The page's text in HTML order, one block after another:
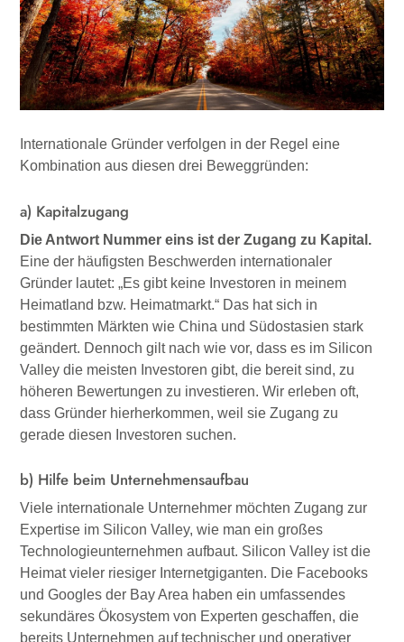
Internationale Gründer verfolgen in der Regel eine
Kombination aus diesen drei Beweggründen:
a) Kapitalzugang
Die Antwort Nummer eins ist der Zugang zu Kapital.
Eine der häufigsten Beschwerden internationaler
Gründer lautet: „Es gibt keine Investoren in meinem
Heimatland bzw. Heimatmarkt.“ Das hat sich in
bestimmten Märkten wie China und Südostasien stark
geändert. Dennoch gilt nach wie vor, dass es im Silicon
Valley die meisten Investoren gibt, die bereit sind, zu
höheren Bewertungen zu investieren. Wir erleben oft,
dass Gründer hierherkommen, weil sie Zugang zu
gerade diesen Investoren suchen.
b) Hilfe beim Unternehmensaufbau
Viele internationale Unternehmer möchten Zugang zur
Expertise im Silicon Valley, wie man ein großes
Technologieunternehmen aufbaut. Silicon Valley ist die
Heimat vieler riesiger Internetgiganten. Die Facebooks
und Googles der Bay Area haben ein umfassendes
sekundäres Ökosystem von Experten geschaffen, die
bereits Unternehmen auf technischer und operativer